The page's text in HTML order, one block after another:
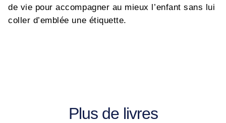
de vie pour accompagner au mieux l’enfant sans lui
coller d’emblée une étiquette.
Plus de livres